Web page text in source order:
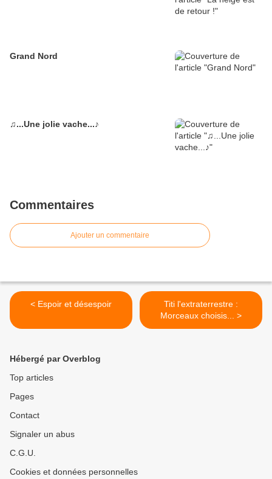
Grand Nord
♫...Une jolie vache...♪
Commentaires
Ajouter un commentaire
< Espoir et désespoir
Titi l'extraterrestre :
Morceaux choisis... >
Hébergé par Overblog
Top articles
Pages
Contact
Signaler un abus
C.G.U.
Cookies et données personnelles